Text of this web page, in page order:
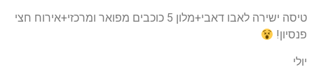
טיסה ישירה לאבו דאבי+מלון 5 כוכבים מפואר ומרכזי+אירוח חצי
פנסיון!
יולי